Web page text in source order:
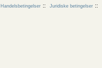
Handelsbetingelser Juridiske betingelser